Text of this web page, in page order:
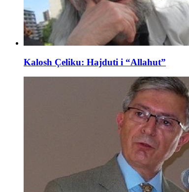
Kalosh Çeliku: Hajduti i “Allahut”